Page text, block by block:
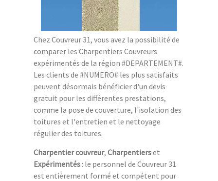
Chez Couvreur 31, vous avez la possibilité de
comparer les Charpentiers Couvreurs
expérimentés de la région #DEPARTEMENT#.
Les clients de #NUMERO# les plus satisfaits
peuvent désormais bénéficier d'un devis
gratuit pour les différentes prestations,
comme la pose de couverture, l'isolation des
toitures et l'entretien et le nettoyage
régulier des toitures.
Charpentier couvreur, Charpentierset
Expérimentés : le personnel de Couvreur 31
est entièrement formé et compétent pour